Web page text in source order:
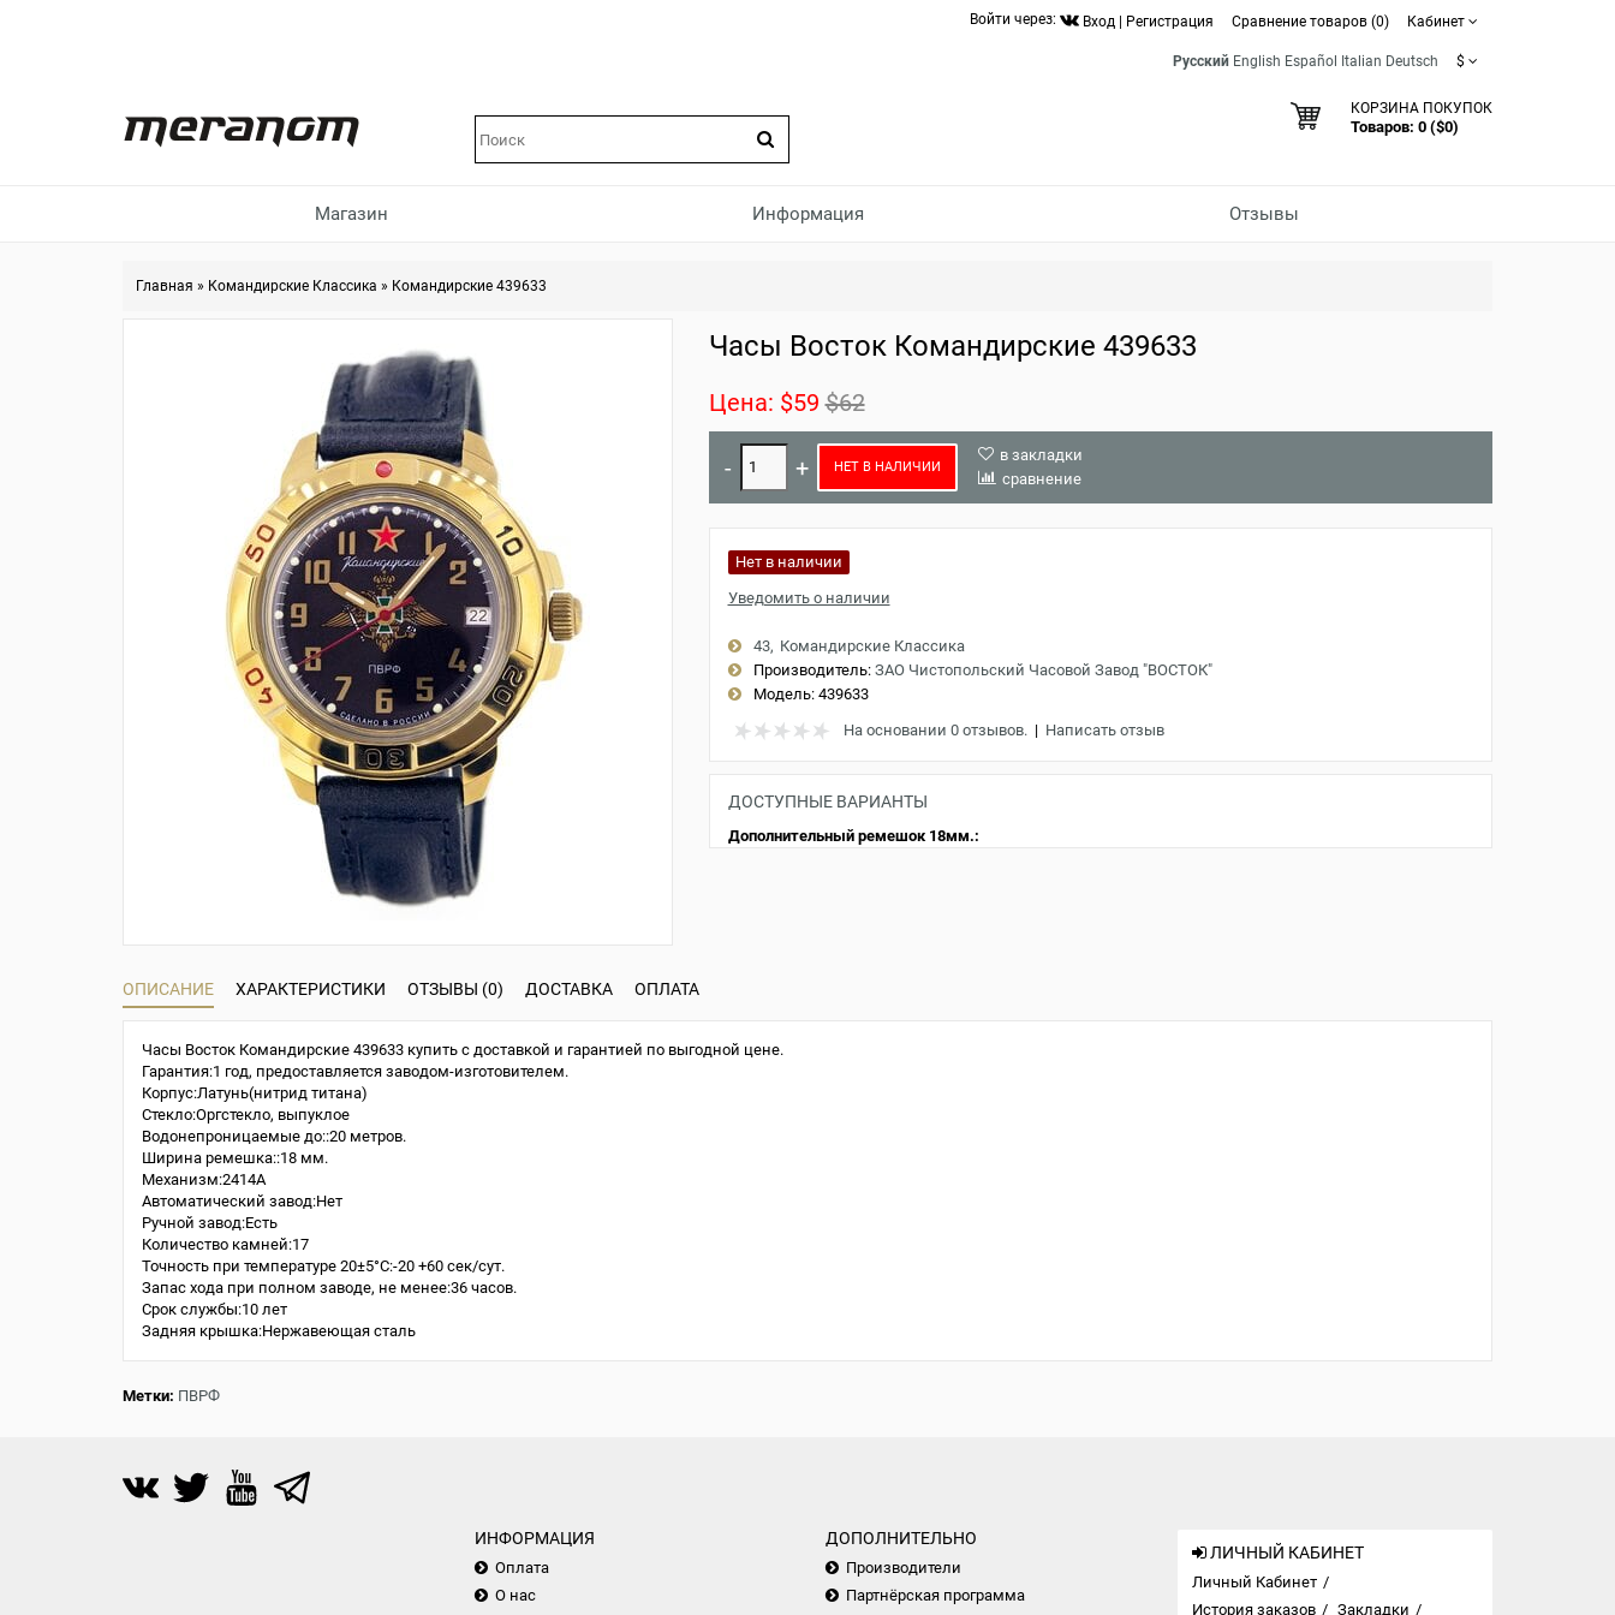
Войти через: Вход Регистрация Сравнение товаров (0) Кабинет
Русский English Español Italian Deutsch $
КОРЗИНА ПОКУПОК
Товаров: 0 ($0)
Магазин Информация Отзывы
Главная » Командирские Классика » Командирские 439633
Часы Восток Командирские 439633
Цена: $59 $62
НЕТ В НАЛИЧИИ
в закладки
сравнение
Нет в наличии
Уведомить о наличии
43
Командирские Классика
Производитель: ЗАО Чистопольский Часовой Завод "ВОСТОК"
Модель:439633
На основании 0 отзывов.| Написать отзыв
ДОСТУПНЫЕ ВАРИАНТЫ
Дополнительный ремешок 18мм.:
ОПИСАНИЕ ХАРАКТЕРИСТИКИ ОТЗЫВЫ (0) ДОСТАВКА ОПЛАТА
Часы Восток Командирские 439633 купить с доставкой и гарантией по выгодной цене.
Гарантия:1 год, предоставляется заводом-изготовителем.
Корпус:Латунь(нитрид титана)
Стекло:Оргстекло, выпуклое
Водонепроницаемые до::20 метров.
Ширина ремешка::18 мм.
Механизм:2414A
Автоматический завод:Нет
Ручной завод:Есть
Количество камней:17
Точность при температуре 20±5°С:-20 +60 сек/сут.
Запас хода при полном заводе, не менее:36 часов.
Срок службы:10 лет
Задняя крышка:Нержавеющая сталь
Метки: ПВРФ
ИНФОРМАЦИЯ
Оплата
О нас
ДОПОЛНИТЕЛЬНО
Производители
Партнёрская программа
ЛИЧНЫЙ КАБИНЕТ
Личный Кабинет
История заказов
Закладки